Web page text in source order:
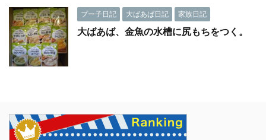
プー子日記 大ばあば日記 家族日記
大ばあば、金魚の水槽に尻もちをつく。